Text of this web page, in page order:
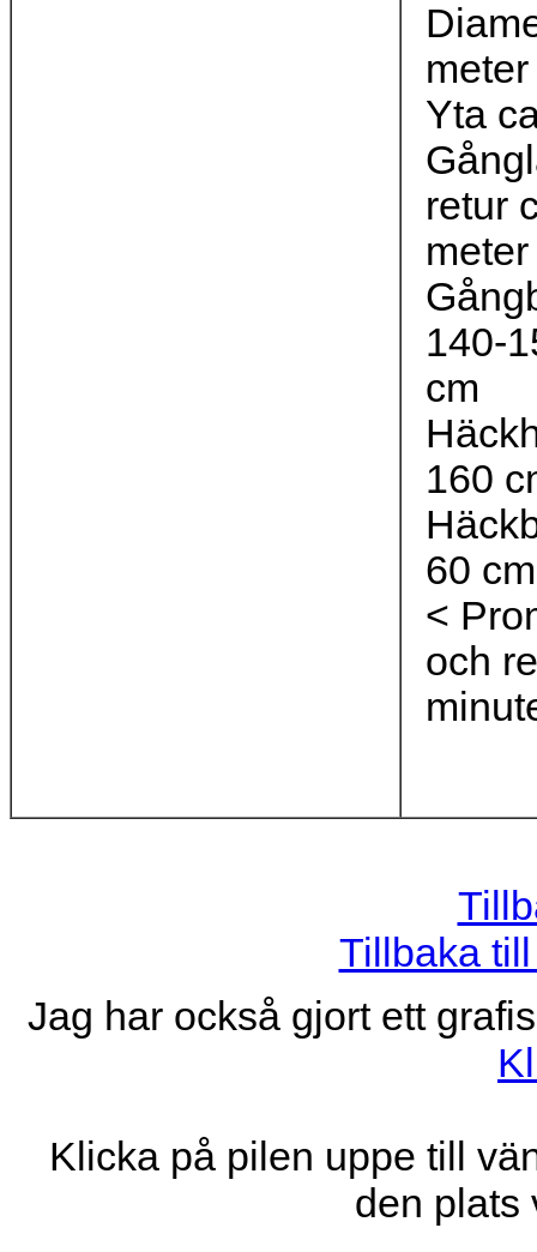
meter
Yta
retur
meter
140-
cm
160
60 cm
<
och
Tillbaka
Jag har också gjort ett
Klicka på pilen uppe till
den plats